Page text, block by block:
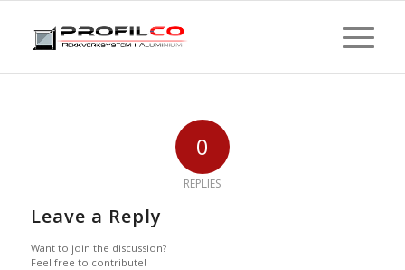
0
REPLIES
Leave a Reply
Want to join the discussion?
Feel free to contribute!